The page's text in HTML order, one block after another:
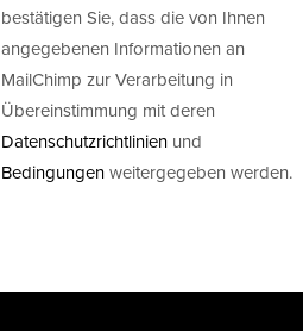
bestätigen Sie, dass die von Ihnen
angegebenen Informationen an
MailChimp zur Verarbeitung in
Übereinstimmung mit deren
Datenschutzrichtlinien und
Bedingungenweitergegeben werden.